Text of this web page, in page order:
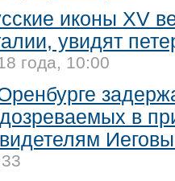
иконы XV
увидят
года, 10:00
в